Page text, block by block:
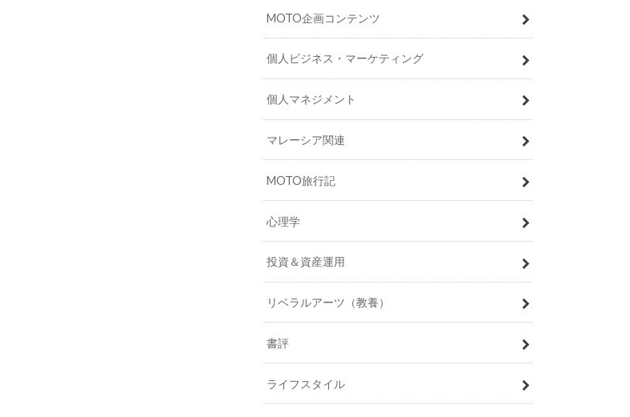
MOTO企画コンテンツ
個人ビジネス・マーケティング
個人マネジメント
マレーシア関連
MOTO旅行記
心理学
投資＆資産運用
リベラルアーツ（教養）
書評
ライフスタイル